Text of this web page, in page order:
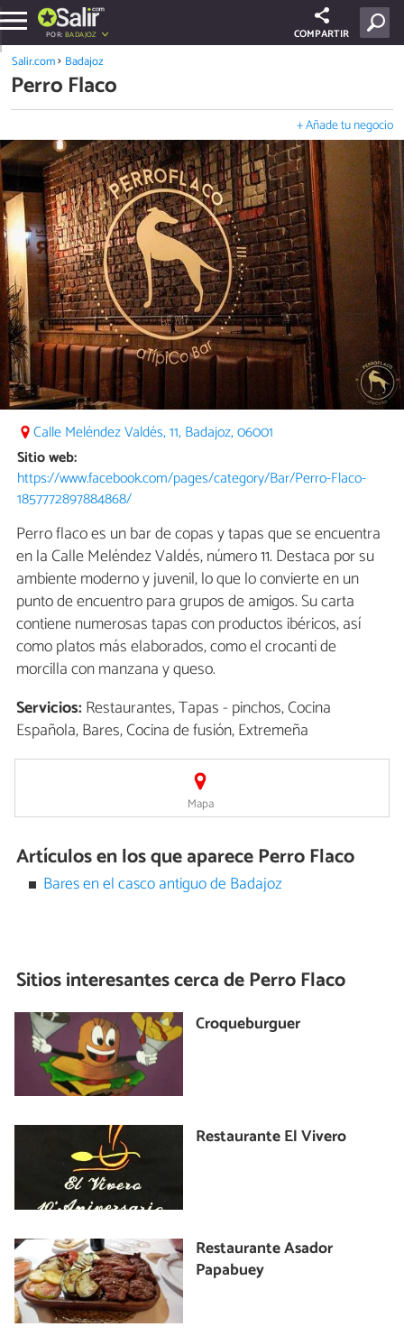
POR:BADAJOZ COMPARTIR
Salir.com Badajoz
Perro Flaco
+ Añade tu negocio
Calle Meléndez Valdés, 11, Badajoz, 06001
Sitio web:
https://www.facebook.com/pages/category/Bar/Perro-Flaco-
1857772897884868/
Perro flaco es un bar de copas y tapas que se encuentra
en la Calle Meléndez Valdés, número 11. Destaca por su
ambiente moderno y juvenil, lo que lo convierte en un
punto de encuentro para grupos de amigos. Su carta
contiene numerosas tapas con productos ibéricos, así
como platos más elaborados, como el crocanti de
morcilla con manzana y queso.
Servicios:Restaurantes, Tapas - pinchos, Cocina
Española, Bares, Cocina de fusión, Extremeña
Mapa
Artículos en los que aparece Perro Flaco
Bares en el casco antiguo de Badajoz
Sitios interesantes cerca dePerro Flaco
Croqueburguer
Restaurante El Vivero
Restaurante Asador
Papabuey